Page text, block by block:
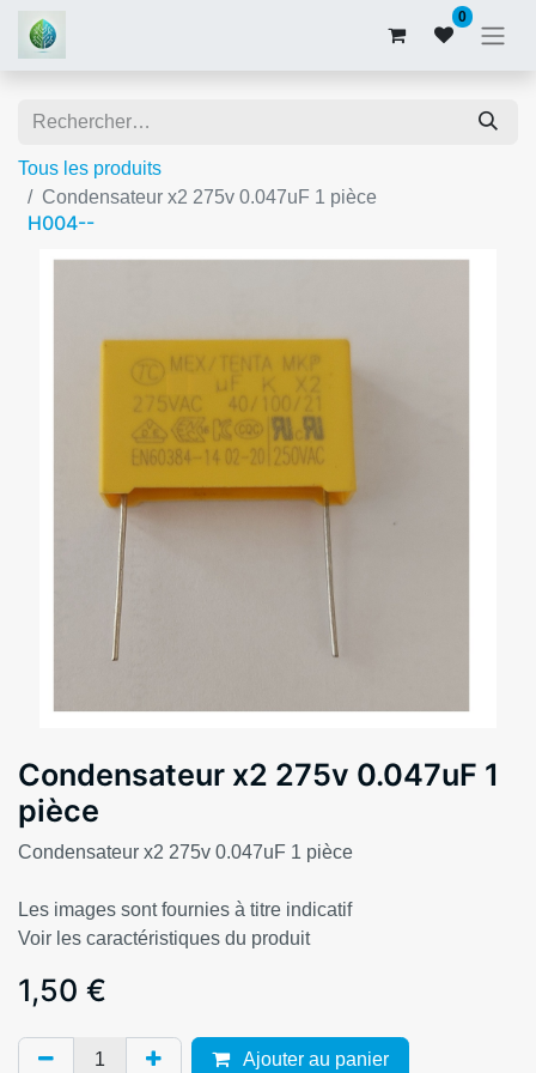
0
Tous les produits
Condensateur x2 275v 0.047uF 1 pièce
H004--
Condensateur x2 275v 0.047uF 1
pièce
Condensateur x2 275v 0.047uF 1 pièce
Les images sont fournies à titre indicatif
Voir les caractéristiques du produit
1,50 €
Ajouter au panier